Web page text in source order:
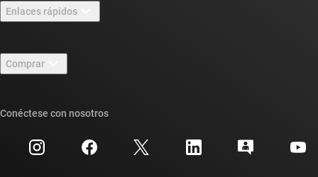
Carreras laborales
Sala de redacción
Eventos
Relaciones con los inversionistas
Enlaces rápidos
Foros de soporte de diseño de TI E2E™
Búsqueda de referencias cruzadas
Centro de atención al cliente
Comprar
Conéctese con nosotros